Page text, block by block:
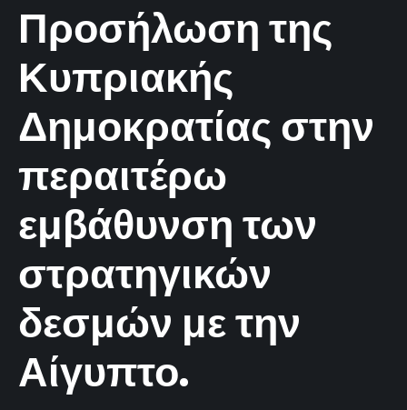
Προσήλωση της
Κυπριακής
Δημοκρατίας στην
περαιτέρω
εμβάθυνση των
στρατηγικών
δεσμών με την
Αίγυπτο.